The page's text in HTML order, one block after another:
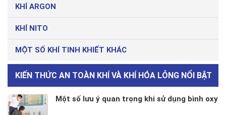
KHÍ ARGON
KHÍ NITO
MỘT SỐ KHÍ TINH KHIẾT KHÁC
KIẾN THỨC AN TOÀN KHÍ VÀ KHÍ HÓA LỎNG NỔI BẬT
Một số lưu ý quan trọng khi sử dụng bình oxy